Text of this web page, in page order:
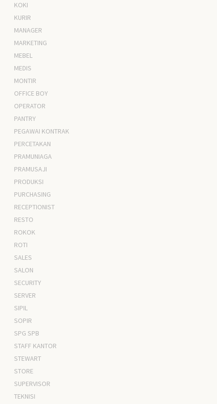
KOKI
KURIR
MANAGER
MARKETING
MEBEL
MEDIS
MONTIR
OFFICE BOY
OPERATOR
PANTRY
PEGAWAI KONTRAK
PERCETAKAN
PRAMUNIAGA
PRAMUSAJI
PRODUKSI
PURCHASING
RECEPTIONIST
RESTO
ROKOK
ROTI
SALES
SALON
SECURITY
SERVER
SIPIL
SOPIR
SPG SPB
STAFF KANTOR
STEWART
STORE
SUPERVISOR
TEKNISI